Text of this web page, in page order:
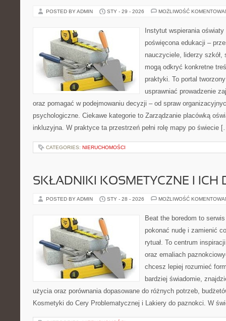
POSTED BY ADMIN STY - 29 - 2026 MOŻLIWOŚĆ
Instytut wspierania
poświęcona edukacji –
nauczyciele, liderzy szkół,
mogą odkryć konkretne
praktyki. To portal
usprawniać prowadzenie
oraz pomagać w podejmowaniu decyzji – od spraw
psychologiczne. Ciekawe kategorie to Zarządzanie placówką
inkluzyjna. W praktyce ta przestrzeń pełni rolę mapy po świecie
CATEGORIES: NIERUCHOMOŚCI
SKŁADNIKI KOSMETYCZNE I ICH
POSTED BY ADMIN STY - 28 - 2026 MOŻLIWOŚĆ
Beat the boredom to
pokonać nudę i zamienić
rytuał. To centrum
oraz emaliach
chcesz lepiej rozumieć
bardziej świadomie,
użycia oraz porównania dopasowane do różnych potrzeb,
Kosmetyki do Cery Problematycznej i Lakiery do paznokci. W